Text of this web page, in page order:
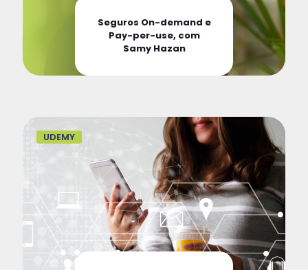
Seguros On-demand e
Pay-per-use, com
Samy Hazan
UDEMY